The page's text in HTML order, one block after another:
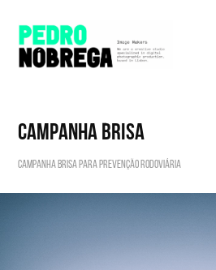
Campanha BRISA
Campanha Brisa para prevenção Rodoviária